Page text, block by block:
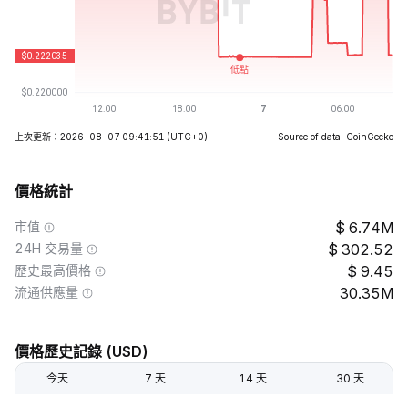
上次更新：2026-08-07 09:41:51 (UTC+0) Source of data: CoinGecko
價格統計
市值 6.74M
24H 交易量 302.52
歷史最高價格 9.45
流通供應量 30.35M
價格歷史記錄 (USD)
今天 7 天 14 天 30 天